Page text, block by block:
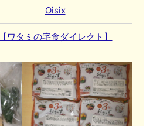
Oisix
【ワタミの宅食ダイレクト】